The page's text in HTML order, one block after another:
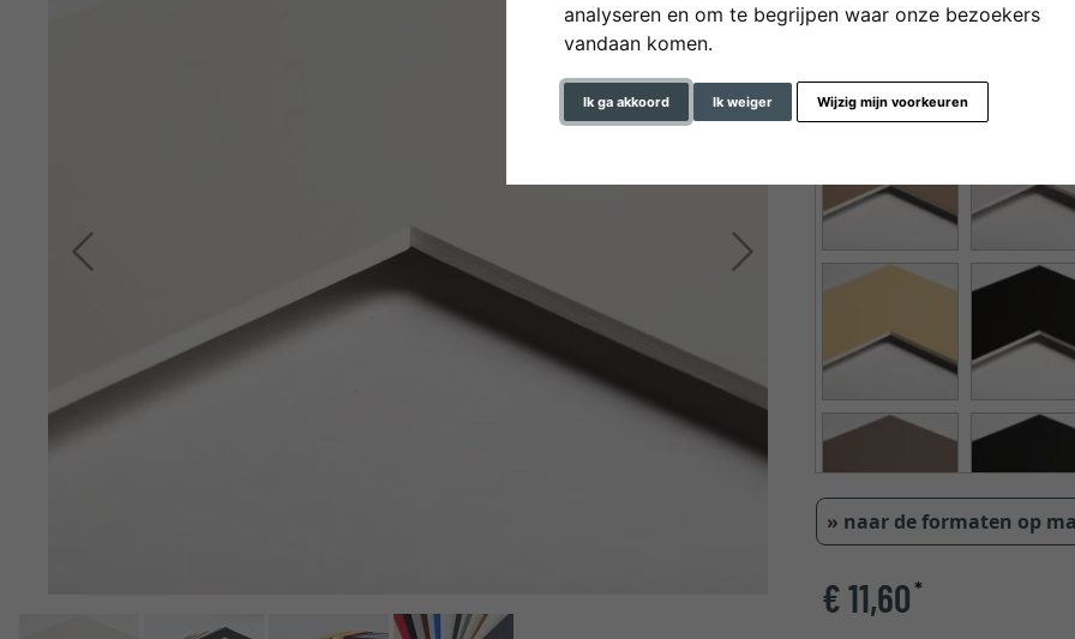
analyseren en om te begrijpen waar onze bezoekers
vandaan komen.
Ik ga akkoord Ik weiger Wijzig mijn voorkeuren
Terug Verder
formaat
kleur
» naar de formaten op
€ 11,60*